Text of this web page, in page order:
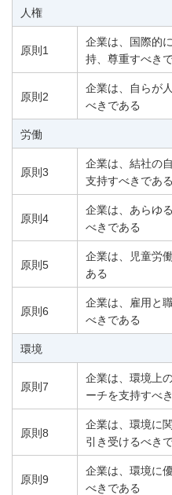
人権
原則1
企業は、国際的
持、尊重すべき
原則2
企業は、自らが
べきである
労働
原則3
企業は、結社の
支持すべきである
原則4
企業は、あらゆ
べきである
原則5
企業は、児童労
ある
原則6
企業は、雇用と
べきである
環境
原則7
企業は、環境上
ーチを支持すべ
原則8
企業は、環境に
引き受けるべき
原則9
企業は、環境に
べきである